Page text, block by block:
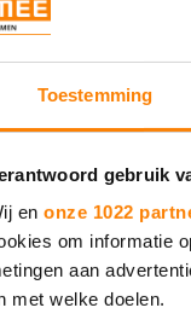
Toestemming
gebruik
en onze 1022
om informatie
aan
met welke doelen.